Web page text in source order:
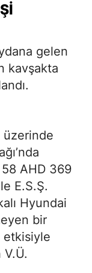
gelen
kavşakta
üzerinde
AHD 369
E.S.Ş.
Hyundai
bir
etkisiyle